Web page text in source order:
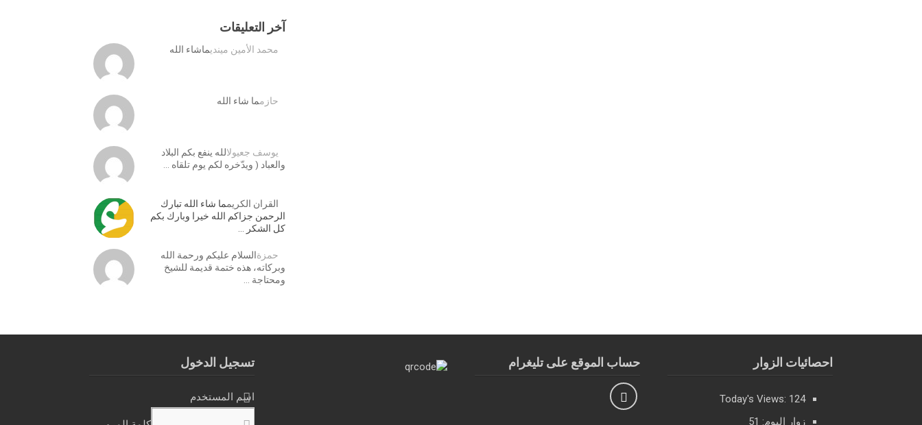
آخر التعليقات
محمد الأمين مينديماشاء الله
حازمما شاء الله
يوسف جعيولالله ينفع بكم البلاد
والعباد ( ويدّخره لكم يوم تلقاه …
القران الكريمما شاء الله تبارك
الرحمن جزاكم الله خيرا وبارك بكم
كل الشكر …
حمزةالسلام عليكم ورحمة الله
وبركاته، هذه ختمة قديمة للشيخ
ومحتاجة …
تسجيل الدخول
اسم المستخدم
حساب الموقع على تليغرام احصائيات الزوار
Today's Views: 124
زوار اليوم: 51